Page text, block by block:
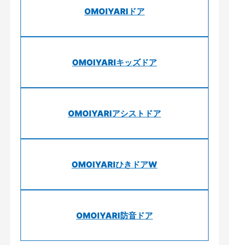
OMOIYARIドア
OMOIYARIキッズドア
OMOIYARIアシストドア
OMOIYARIひきドアW
OMOIYARI防音ドア